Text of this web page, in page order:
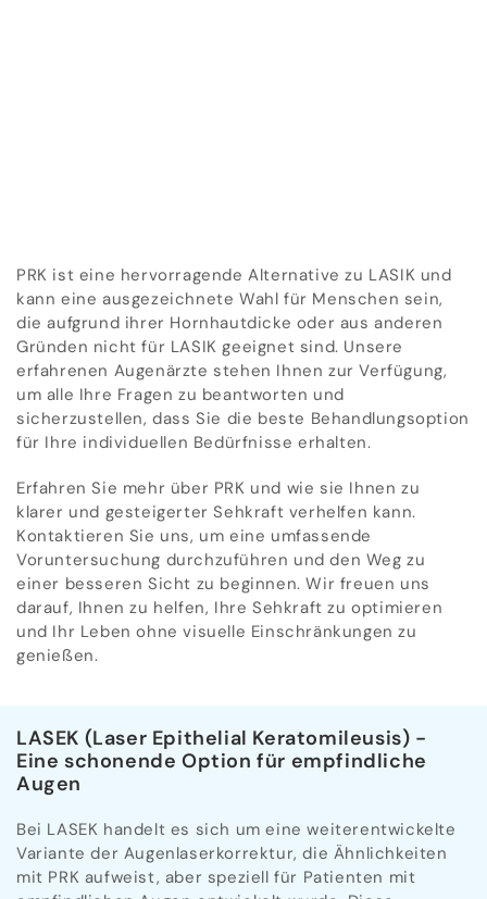
PRK ist eine hervorragende Alternative zu LASIK und
kann eine ausgezeichnete Wahl für Menschen sein,
die aufgrund ihrer Hornhautdicke oder aus anderen
Gründen nicht für LASIK geeignet sind. Unsere
erfahrenen Augenärzte stehen Ihnen zur Verfügung,
um alle Ihre Fragen zu beantworten und
sicherzustellen, dass Sie die beste Behandlungsoption
für Ihre individuellen Bedürfnisse erhalten.
Erfahren Sie mehr über PRK und wie sie Ihnen zu
klarer und gesteigerter Sehkraft verhelfen kann.
Kontaktieren Sie uns, um eine umfassende
Voruntersuchung durchzuführen und den Weg zu
einer besseren Sicht zu beginnen. Wir freuen uns
darauf, Ihnen zu helfen, Ihre Sehkraft zu optimieren
und Ihr Leben ohne visuelle Einschränkungen zu
genießen.
LASEK (Laser Epithelial Keratomileusis) -
Eine schonende Option für empfindliche
Augen
Bei LASEK handelt es sich um eine weiterentwickelte
Variante der Augenlaserkorrektur, die Ähnlichkeiten
mit PRK aufweist, aber speziell für Patienten mit